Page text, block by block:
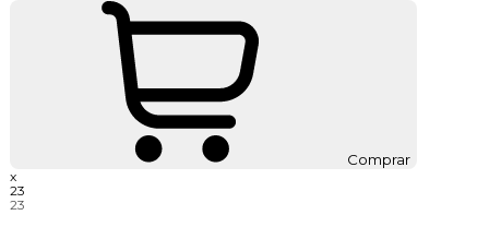
Comprar
x
23
23